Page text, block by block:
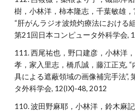
樹，小林洋，柿本隆志，千葉敏雄
“肝がんラジオ波焼灼療法における
第21回日本コンピュータ外科学会,
111. 西尾祐也，野口建彦，小林洋
孝，家入里志，橋爪誠，藤江正克,
具による遮蔽領域の画像補完手法”,
タ外科学会, 12(IX)-48, 2012
110. 波田野麻耶，小林洋，鈴木麻